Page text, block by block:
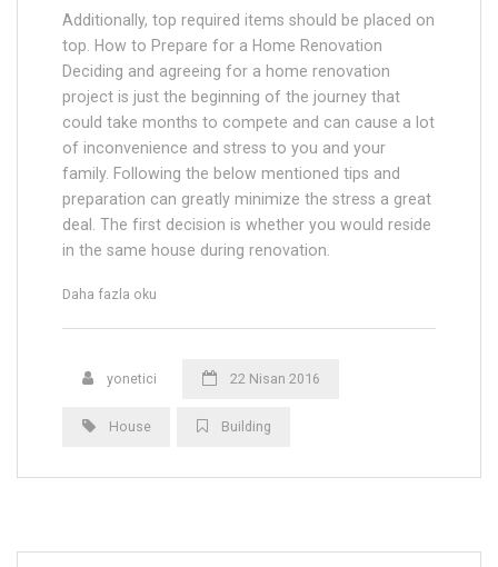
Additionally, top required items should be placed on
top. How to Prepare for a Home Renovation
Deciding and agreeing for a home renovation
project is just the beginning of the journey that
could take months to compete and can cause a lot
of inconvenience and stress to you and your
family. Following the below mentioned tips and
preparation can greatly minimize the stress a great
deal. The first decision is whether you would reside
in the same house during renovation.
Daha fazla oku
to
yonetici 22 Nisan 2016
House Building